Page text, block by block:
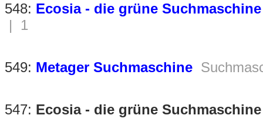
548: Ecosia - die grüne Suchmaschine
| 1
549: Metager Suchmaschine
547: Ecosia - die grüne Suchmaschine